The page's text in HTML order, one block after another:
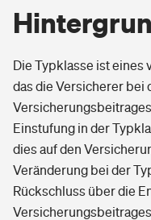
Die Typklasse ist eines
das die Versicherer bei
Einstufung in der
dies auf den
Veränderung bei der
Rückschluss über die
Versicherungsbeitrages